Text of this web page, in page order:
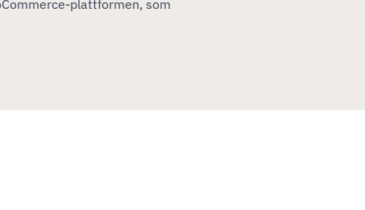
plattformen, som